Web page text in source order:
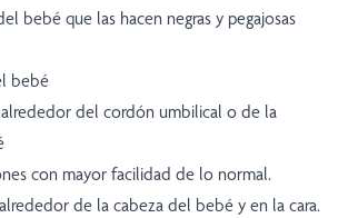
bebé que las hacen negras y pegajosas
bebé
del cordón umbilical o de la
con mayor facilidad de lo normal.
de la cabeza del bebé y en la cara.